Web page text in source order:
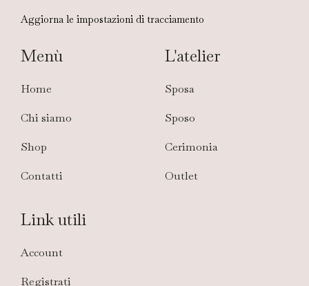
Aggiorna le impostazioni di tracciamento
Menù
Home
Chi siamo
Shop
Contatti
L'atelier
Sposa
Sposo
Cerimonia
Outlet
Link utili
Account
Registrati